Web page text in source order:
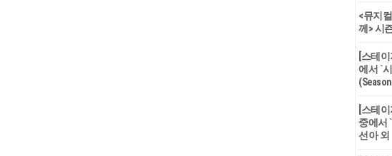
<뮤지
께> 시
[스테이
에서 `
[스테
중에서
선아 외